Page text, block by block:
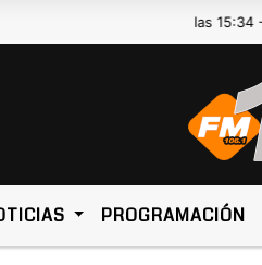
de 2026 y son las 15:34 -
PROGRAMACIÓN